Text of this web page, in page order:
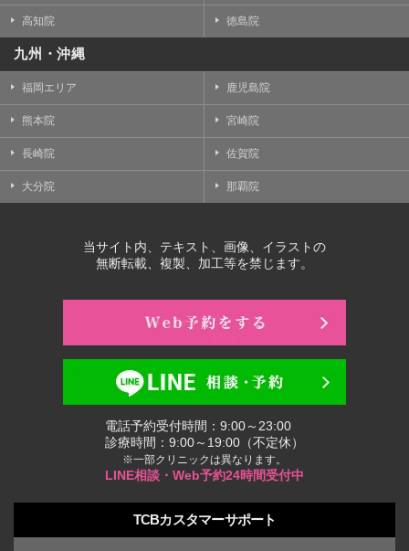
高知院 徳島院
九州・沖縄
福岡エリア 鹿児島院
熊本院 宮崎院
長崎院 佐賀院
大分院 那覇院
当サイト内、テキスト、画像、イラストの
無断転載、複製、加工等を禁じます。
電話予約受付時間：9:00～23:00
診療時間：9:00～19:00（不定休）
※一部クリニックは異なります。
LINE相談・Web予約24時間受付中
TCBカスタマーサポート